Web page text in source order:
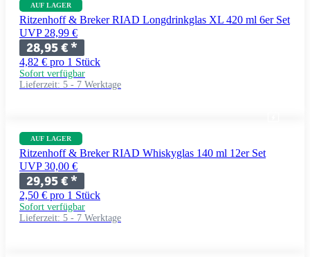
AUF LAGER
Ritzenhoff & Breker RIAD Longdrinkglas XL 420 ml 6er Set
UVP 28,99 €
28,95 €*
4,82 € pro 1 Stück
Sofort verfügbar
Lieferzeit: 5 - 7 Werktage
AUF LAGER
Ritzenhoff & Breker RIAD Whiskyglas 140 ml 12er Set
UVP 30,00 €
29,95 €*
2,50 € pro 1 Stück
Sofort verfügbar
Lieferzeit: 5 - 7 Werktage